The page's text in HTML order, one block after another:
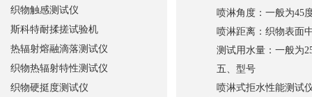
喷淋角度：一般为45度
喷淋距离：织物表面中
测试用水量：一般为
五、型号
喷淋式拒水性能测试仪
织物触感测试仪
斯科特耐揉搓试验机
热辐射熔融滴落测试仪
织物热辐射特性测试仪
织物硬挺度测试仪